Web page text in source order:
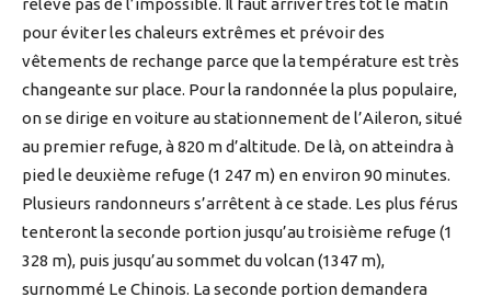
relève pas de l’impossible. Il faut arriver très tôt le matin
pour éviter les chaleurs extrêmes et prévoir des
vêtements de rechange parce que la température est très
changeante sur place. Pour la randonnée la plus populaire,
on se dirige en voiture au stationnement de l’Aileron, situé
au premier refuge, à 820 m d’altitude. De là, on atteindra à
pied le deuxième refuge (1 247 m) en environ 90 minutes.
Plusieurs randonneurs s’arrêtent à ce stade. Les plus férus
tenteront la seconde portion jusqu’au troisième refuge (1
328 m), puis jusqu’au sommet du volcan (1347 m),
surnommé Le Chinois. La seconde portion demandera